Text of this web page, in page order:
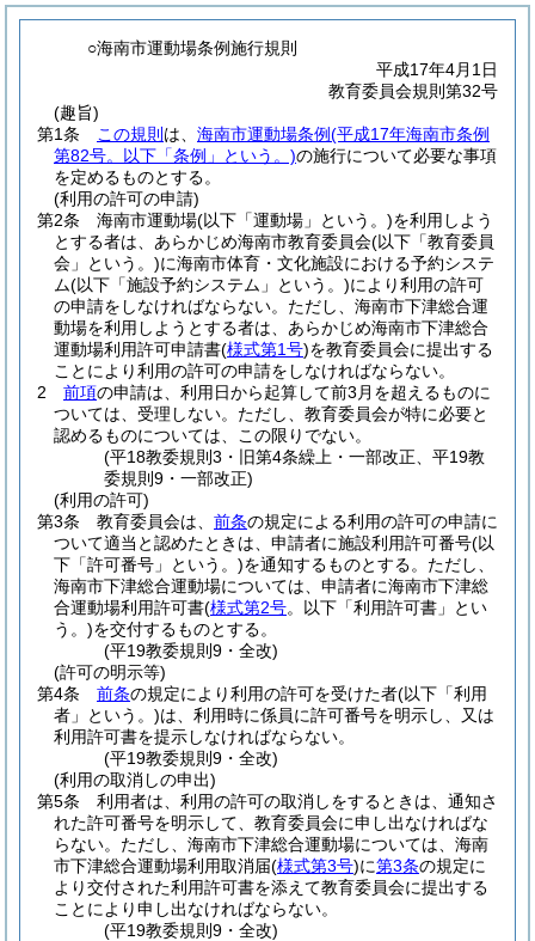
○海南市運動場条例施行規則
平成17年4月1日
教育委員会規則第32号
(趣旨)
第1条
この規則 は、 海南市運動場条例(平成17年海南市条例
第82号。以下「条例」という。)の施行について必要な事項
を定めるものとする。
(利用の許可の申請)
第2条
海南市運動場(以下「運動場」という。)を利用しよう
とする者は、あらかじめ海南市教育委員会(以下「教育委員
会」という。)に海南市体育・文化施設における予約システ
ム(以下「施設予約システム」という。)により利用の許可
の申請をしなければならない。 ただし、海南市下津総合運
動場を利用しようとする者は、あらかじめ海南市下津総合
運動場利用許可申請書(様式第1号)を教育委員会に提出する
ことにより利用の許可の申請をしなければならない。
2
前項の申請は、利用日から起算して前3月を超えるものに
ついては、受理しない。 ただし、教育委員会が特に必要と
認めるものについては、この限りでない。
(平18教委規則3・旧第4条繰上・一部改正、平19教
委規則9・一部改正)
(利用の許可)
第3条
教育委員会は、 前条の規定による利用の許可の申請に
ついて適当と認めたときは、申請者に施設利用許可番号(以
下「許可番号」という。)を通知するものとする。 ただし、
海南市下津総合運動場については、申請者に海南市下津総
合運動場利用許可書(様式第2号。以下「利用許可書」とい
う。)を交付するものとする。
(平19教委規則9・全改)
(許可の明示等)
第4条
前条の規定により利用の許可を受けた者(以下「利用
者」という。)は、利用時に係員に許可番号を明示し、又は
利用許可書を提示しなければならない。
(平19教委規則9・全改)
(利用の取消しの申出)
第5条
利用者は、利用の許可の取消しをするときは、通知さ
れた許可番号を明示して、教育委員会に申し出なければな
らない。 ただし、海南市下津総合運動場については、海南
市下津総合運動場利用取消届(様式第3号)に第3条の規定に
より交付された利用許可書を添えて教育委員会に提出する
ことにより申し出なければならない。
(平19教委規則9・全改)